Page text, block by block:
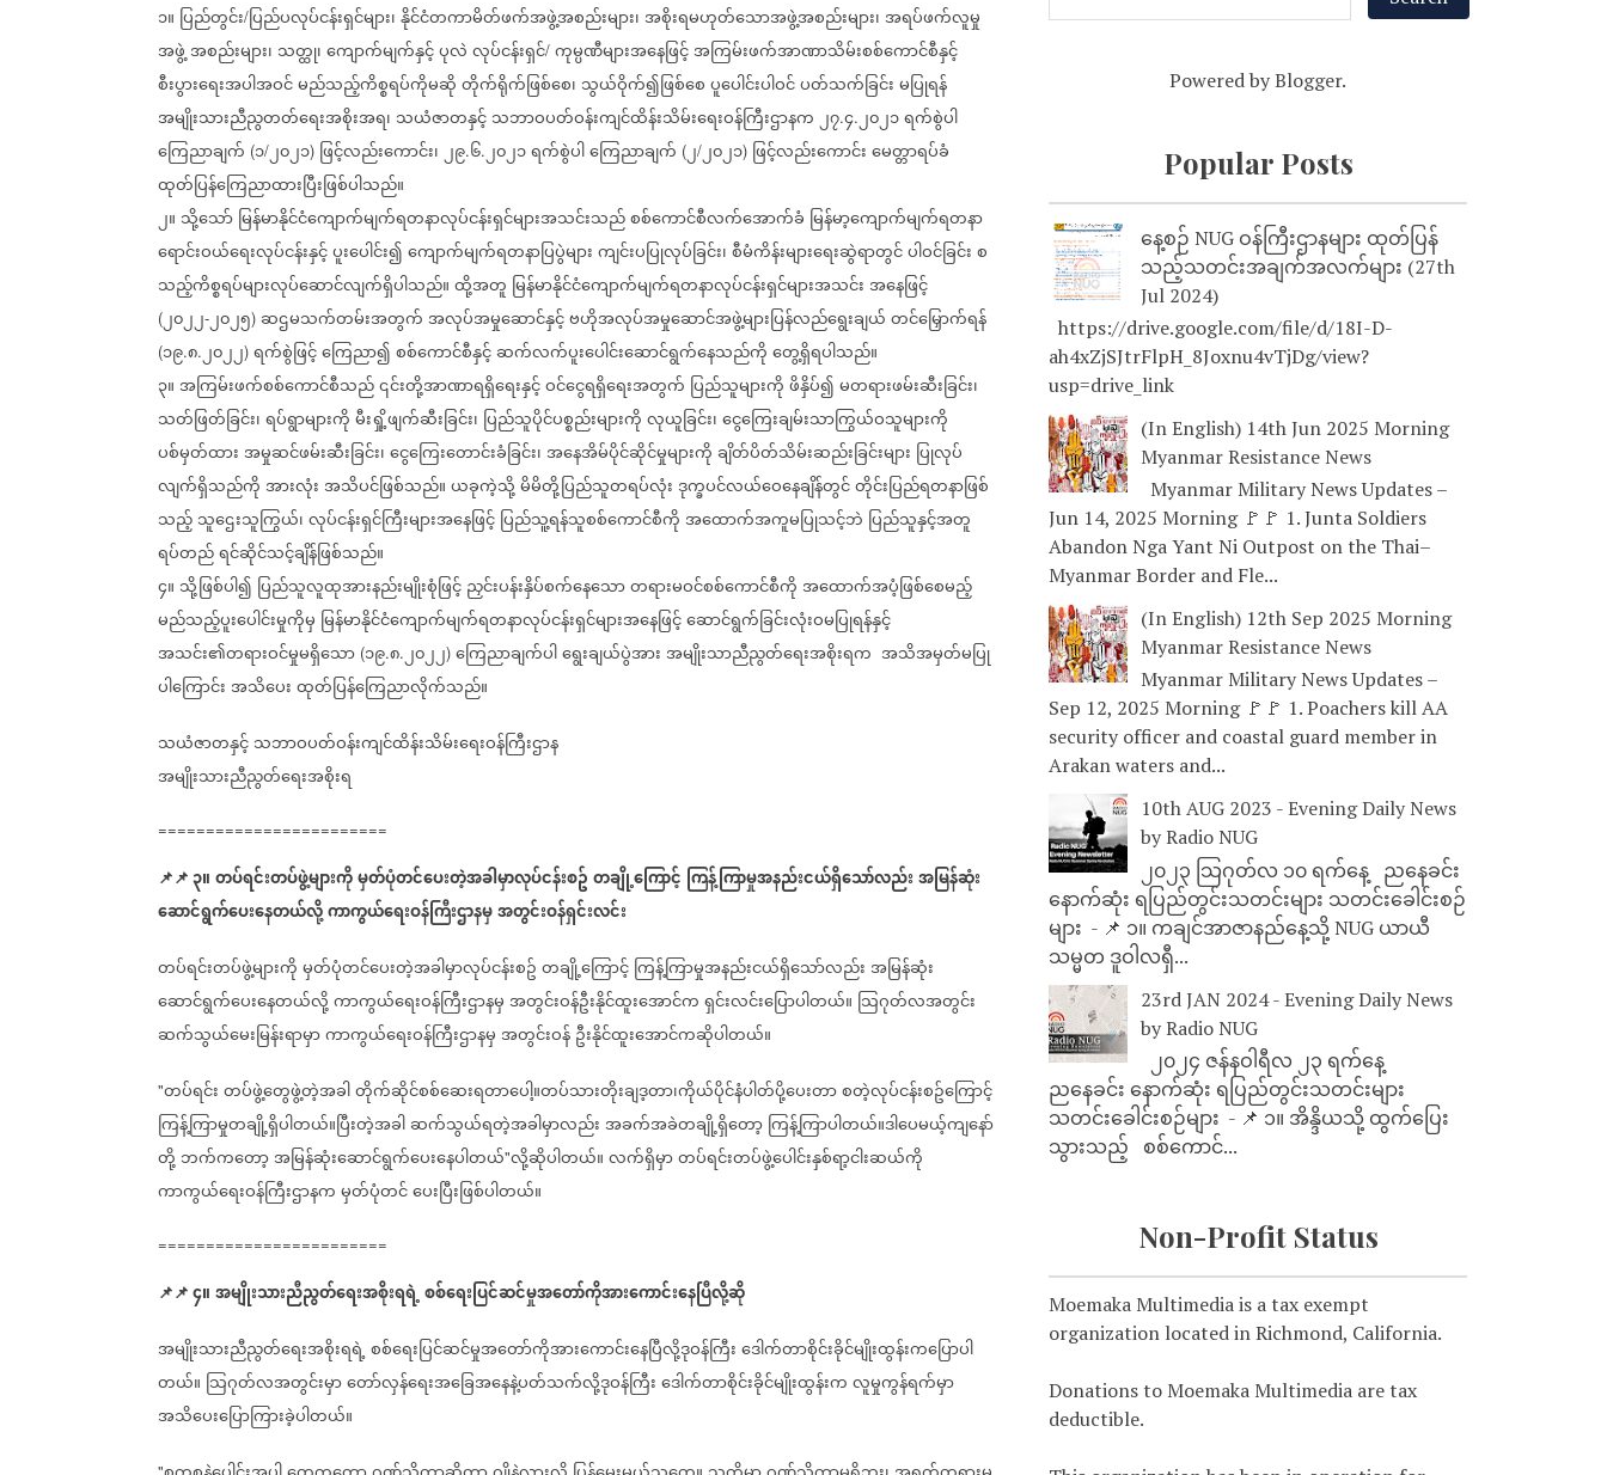
၁။ ပြည်တွင်း/ပြည်ပလုပ်ငန်းရှင်များ၊နိုင်ငံတကာမိတ်ဖက်အဖွဲ့အစည်းများ၊အစိုးရမဟုတ်သောအဖွဲ့အစည်းများ၊အရပ်ဖက်လူမှု
အဖွဲ့အစည်းများ၊ သတ္ထု၊ကျောက်မျက်နှင့်ပုလဲလုပ်ငန်းရှင်/ ကုမ္ပဏီများအနေဖြင့်အကြမ်းဖက်အာဏာသိမ်းစစ်ကောင်စီနှင့်
စီးပွားရေးအပါအဝင်မည်သည့်ကိစ္စရပ်ကိုမဆိုတိုက်ရိုက်ဖြစ်စေ၊ သွယ်ဝိုက်၍ဖြစ်စေပူပေါင်းပါဝင်ပတ်သက်ခြင်းမပြုရန်
အမျိုးသားညီညွတတ်ရေးအစိုးအရ၊ သယံဇာတနှင့်သဘာဝပတ်ဝန်းကျင်ထိန်းသိမ်းရေးဝန်ကြီးဌာနက၂၇.၄.၂၀၂၁ရက်စွဲပါ
ကြေညာချက် (၁/၂၀၂၁) ဖြင့်လည်းကောင်း၊၂၉.၆.၂၀၂၁ရက်စွဲပါကြေညာချက် (၂/၂၀၂၁) ဖြင့်လည်းကောင်းမေတ္တာရပ်ခံ
ထုတ်ပြန်ကြေညာထားပြီးဖြစ်ပါသည်။
၂။ သို့သော်မြန်မာနိုင်ငံကျောက်မျက်ရတနာလုပ်ငန်းရှင်များအသင်းသည်စစ်ကောင်စီလက်အောက်ခံ မြန်မာ့ကျောက်မျက်ရတနာ
ရောင်းဝယ်ရေးလုပ်ငန်းနှင့်ပူးပေါင်း၍ကျောက်မျက်ရတနာပြပွဲများကျင်းပပြုလုပ်ခြင်း၊စီမံကိန်းများရေးဆွဲရာတွင်ပါဝင်ခြင်းစ
သည့်ကိစ္စရပ်များလုပ်ဆောင်လျက်ရှိပါသည်။ထို့အတူ မြန်မာနိုင်ငံကျောက်မျက်ရတနာလုပ်ငန်းရှင်များအသင်းအနေဖြင့်
(၂၀၂၂-၂၀၂၅) ဆဌမသက်တမ်းအတွက်အလုပ်အမှုဆောင်နှင့်ဗဟိုအလုပ်အမှုဆောင်အဖွဲ့များပြန်လည်ရွေးချယ်တင်မြှောက်ရန်
(၁၉.၈.၂၀၂၂) ရက်စွဲဖြင့်ကြေညာ၍စစ်ကောင်စီနှင့်ဆက်လက်ပူးပေါင်းဆောင်ရွက်နေသည်ကိုတွေ့ရှိရပါသည်။
၃။အကြမ်းဖက်စစ်ကောင်စီသည်၎င်းတို့အာဏာရရှိရေးနှင့်ဝင်ငွေရရှိရေးအတွက် ပြည်သူများကိုဖိနှိပ်၍မတရားဖမ်းဆီးခြင်း၊
သတ်ဖြတ်ခြင်း၊ရပ်ရွာများကိုမီးရှို့ဖျက်ဆီးခြင်း၊ ပြည်သူပိုင်ပစ္စည်းများကိုလုယူခြင်း၊ငွေကြေးချမ်းသာကြွယ်ဝသူများကို
ပစ်မှတ်ထားအမှုဆင်ဖမ်းဆီးခြင်း၊ငွေကြေးတောင်းခံခြင်း၊အနေအိမ်ပိုင်ဆိုင်မှုများကိုချိတ်ပိတ်သိမ်းဆည်းခြင်းများ ပြုလုပ်
လျက်ရှိသည်ကိုအားလုံးအသိပင်ဖြစ်သည်။ယခုကဲ့သို့မိမိတို့ပြည်သူတရပ်လုံးဒုက္ခပင်လယ်ဝေနေချိန်တွင်တိုင်းပြည်ရတနာဖြစ်
သည့်သူဌေးသူကြွယ်၊လုပ်ငန်းရှင်ကြီးများအနေဖြင့်ပြည်သူ့ရန်သူစစ်ကောင်စီကိုအထောက်အကူမပြုသင့်ဘဲ ပြည်သူနှင့်အတူ
ရပ်တည်ရင်ဆိုင်သင့်ချိန်ဖြစ်သည်။
၄။ သို့ဖြစ်ပါ၍ ပြည်သူလူထုအားနည်းမျိုးစုံဖြင့်ညှင်းပန်းနှိပ်စက်နေသောတရားမဝင်စစ်ကောင်စီကိုအထောက်အပံ့ဖြစ်စေမည့်
မည်သည့်ပူးပေါင်းမှုကိုမှ မြန်မာနိုင်ငံကျောက်မျက်ရတနာလုပ်ငန်းရှင်များအနေဖြင့်ဆောင်ရွက်ခြင်းလုံးဝမပြုရန်နှင့်
အသင်း၏တရားဝင်မှုမရှိသော (၁၉.၈.၂၀၂၂) ကြေညာချက်ပါရွေးချယ်ပွဲအားအမျိုးသာညီညွတ်ရေးအစိုးရက အသိအမှတ်မပြု
ပါကြောင်းအသိပေးထုတ်ပြန်ကြေညာလိုက်သည်။
သယံဇာတနှင့်သဘာဝပတ်ဝန်းကျင်ထိန်းသိမ်းရေးဝန်ကြီးဌာန
အမျိုးသားညီညွတ်ရေးအစိုးရ
========================
📌📌၃။တပ်ရင်းတပ်ဖွဲ့များကိုမှတ်ပုံတင်ပေးတဲ့အခါမှာလုပ်ငန်းစဥ်တချို့ကြောင့် ကြန့်ကြာမှုအနည်းငယ်ရှိသော်လည်းအမြန်ဆုံး
ဆောင်ရွက်ပေးနေတယ်လို့ကာကွယ်ရေးဝန်ကြီးဌာနမှအတွင်းဝန်ရှင်းလင်း
တပ်ရင်းတပ်ဖွဲ့များကိုမှတ်ပုံတင်ပေးတဲ့အခါမှာလုပ်ငန်းစဥ်တချို့ကြောင့်ကြန့်ကြာမှုအနည်းငယ်ရှိသော်လည်းအမြန်ဆုံး
ဆောင်ရွက်ပေးနေတယ်လို့ကာကွယ်ရေးဝန်ကြီးဌာနမှအတွင်းဝန်ဦးနိုင်ထူးအောင်ကရှင်းလင်းပြောပါတယ်။ သြဂုတ်လအတွင်း
ဆက်သွယ်မေးမြန်းရာမှာကာကွယ်ရေးဝန်ကြီးဌာနမှအတွင်းဝန်ဦးနိုင်ထူးအောင်ကဆိုပါတယ်။
"တပ်ရင်းတပ်ဖွဲ့တွေဖွဲ့တဲ့အခါတိုက်ဆိုင်စစ်ဆေးရတာပေါ့။တပ်သားတိုးချဒ့တာ၊ကိုယ်ပိုင်နံပါတ်ပို့ပေးတာစတဲ့လုပ်ငန်းစဥ်ကြောင့်
ကြန့်ကြာမှုတချို့ရှိပါတယ်။ပြီးတဲ့အခါဆက်သွယ်ရတဲ့အခါမှာလည်းအခက်အခဲတချို့ရှိတော့ကြန့်ကြာပါတယ်။ဒါပေမယ့်ကျနော်
တို့ဘက်ကတော့အမြန်ဆုံးဆောင်ရွက်ပေးနေပါတယ်"လို့ဆိုပါတယ်။လက်ရှိမှာတပ်ရင်းတပ်ဖွဲ့ပေါင်းနှစ်ရာ့ငါးဆယ်ကို
ကာကွယ်ရေးဝန်ကြီးဌာနကမှတ်ပုံတင်ပေးပြီးဖြစ်ပါတယ်။
========================
📌📌၄။အမျိုးသားညီညွတ်ရေးအစိုးရရဲ့စစ်ရေးပြင်ဆင်မှုအတော်ကိုအားကောင်းနေပြီလို့ဆို
အမျိုးသားညီညွတ်ရေးအစိုးရရဲ့စစ်ရေးပြင်ဆင်မှုအတော်ကိုအားကောင်းနေပြီလို့ဒုဝန်ကြီးဒေါက်တာစိုင်းခိုင်မျိုးထွန်းကပြောပါ
တယ်။ သြဂုတ်လအတွင်းမှာတော်လှန်ရေးအခြေအနေနဲ့ပတ်သက်လို့ဒုဝန်ကြီးဒေါက်တာစိုင်းခိုင်မျိုးထွန်းကလူမှုကွန်ရက်မှာ
အသိပေးပြောကြားခဲ့ပါတယ်။
Powered byBlogger.
Popular Posts
နေ့စဉ် NUG ဝန်ကြီးဌာနများ ထုတ်ပြန်
သည့်သတင်းအချက်အလက်များ (27th
Jul 2024)
https://drive.google.com/file/d/18I-D-
ah4xZjSJtrFlpH_8Joxnu4vTjDg/view?
usp=drive_link
(In English) 14th Jun 2025 Morning
Myanmar Resistance News
Myanmar Military News Updates –
Jun 14, 2025 Morning 🚩🚩 1. Junta Soldiers
Abandon Nga Yant Ni Outpost on the Thai–
Myanmar Border and Fle...
(In English) 12th Sep 2025 Morning
Myanmar Resistance News
Myanmar Military News Updates –
Sep 12, 2025 Morning 🚩🚩 1. Poachers kill AA
security officer and coastal guard member in
Arakan waters and...
10th AUG 2023 - Evening Daily News
by Radio NUG
၂၀၂၃ သြဂုတ်လ ၁၀ ရက်နေ့ ညနေခင်း
နောက်ဆုံး ရပြည်တွင်းသတင်းများ သတင်းခေါင်းစဉ်
များ - 📌 ၁။ ကချင်အာဇာနည်နေ့သို့ NUG ယာယီ
သမ္မတ ဒူဝါလရှီ...
23rd JAN 2024 - Evening Daily News
by Radio NUG
၂၀၂၄ ဇန်နဝါရီလ ၂၃ ရက်နေ့
ညနေခင်း နောက်ဆုံး ရပြည်တွင်းသတင်းများ
သတင်းခေါင်းစဉ်များ - 📌 ၁။ အိန္ဒိယသို့ ထွက်ပြေး
သွားသည့် စစ်ကောင်...
Non-Profit Status
Moemaka Multimedia is a tax exempt
organization located in Richmond, California.
Donations to Moemaka Multimedia are tax
deductible.